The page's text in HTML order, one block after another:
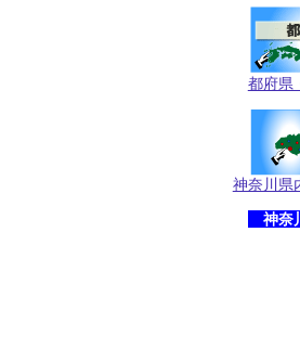
都府県
神奈川県
神